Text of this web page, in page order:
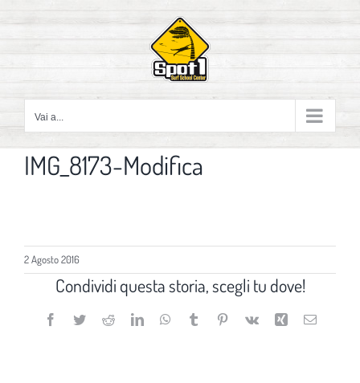
contenuto
Vai a...
IMG_8173-Modifica
2 Agosto 2016
Condividi questa storia, scegli tu dove!
Facebook
TwitterRedditLinkedInWhatsApp
TumblrPinterest
Vk Xing Email